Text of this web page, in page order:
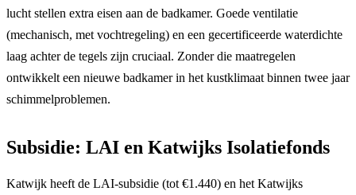
lucht stellen extra eisen aan de badkamer. Goede ventilatie
(mechanisch, met vochtregeling) en een gecertificeerde waterdichte
laag achter de tegels zijn cruciaal. Zonder die maatregelen
ontwikkelt een nieuwe badkamer in het kustklimaat binnen twee jaar
schimmelproblemen.
Subsidie: LAI en Katwijks Isolatiefonds
Katwijk heeft de LAI-subsidie (tot €1.440) en het Katwijks